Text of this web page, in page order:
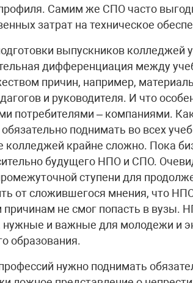
Самим же СПО часто
затрат на техническое
выпускников колледжей
дифференциация между
причин, например,
и руководителя. И что
потребителями – компаниями.
поднимать во всех
колледжей крайне сложно. Пока
будущего НПО и СПО.
ступени для
от сложившегося мнения, что
причинам не смог попасть в вузы.
нужные и важные для молодежи и
образования.
нужно поднимать